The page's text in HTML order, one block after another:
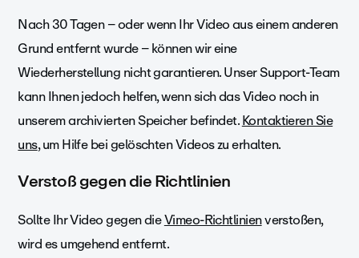
Nach 30 Tagen – oder wenn Ihr Video aus einem anderen
Grund entfernt wurde – können wir eine
Wiederherstellung nicht garantieren. Unser Support-Team
kann Ihnen jedoch helfen, wenn sich das Video noch in
unserem archivierten Speicher befindet.Kontaktieren Sie
uns, um Hilfe bei gelöschten Videos zu erhalten.
Verstoß gegen die Richtlinien
Sollte Ihr Video gegen dieVimeo-Richtlinienverstoßen,
wird es umgehend entfernt.